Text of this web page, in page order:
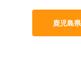
鹿児島